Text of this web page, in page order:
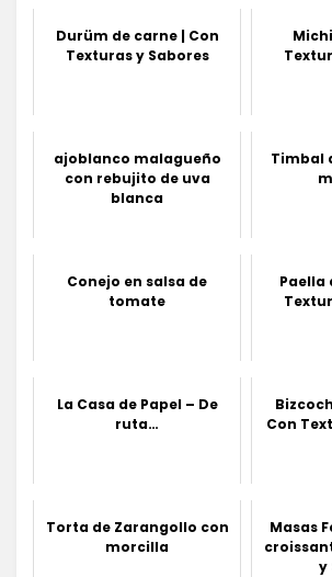
Durüm de carne | Con
Texturas y Sabores
ajoblanco malagueño
con rebujito de uva
blanca
Timbal
Conejo en salsa de
tomate
Paella
La Casa de Papel – De
ruta…
Con
Torta de Zarangollo con
morcilla
Masas
y